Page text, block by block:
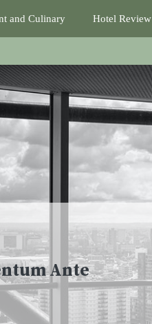
and Culinary Hotel Review
Ante